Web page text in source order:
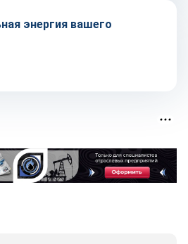
энергия вашего